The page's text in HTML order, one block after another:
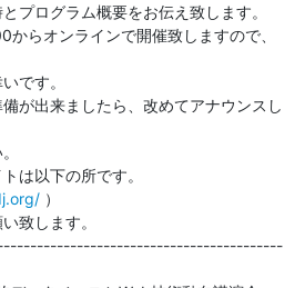
プログラム概要をお伝え致します。
らオンラインで開催致しますので、
です。
が出来ましたら、改めてアナウンスし
）
致します。